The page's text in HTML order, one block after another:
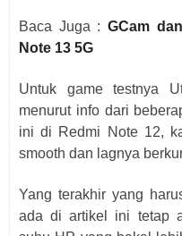
Baca Juga : GCam
Note 13 5G
Untuk game testnya
menurut info dari
ini di Redmi Note 12,
smooth dan lagnya
Yang terakhir yang
ada di artikel ini tetap